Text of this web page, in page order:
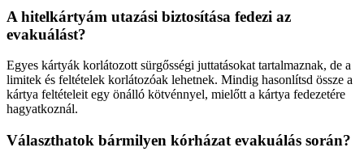
A hitelkártyám utazási biztosítása fedezi az
evakuálást?
Egyes kártyák korlátozott sürgősségi juttatásokat tartalmaznak, de a
limitek és feltételek korlátozóak lehetnek. Mindig hasonlítsd össze a
kártya feltételeit egy önálló kötvénnyel, mielőtt a kártya fedezetére
hagyatkoznál.
Választhatok bármilyen kórházat evakuálás során?